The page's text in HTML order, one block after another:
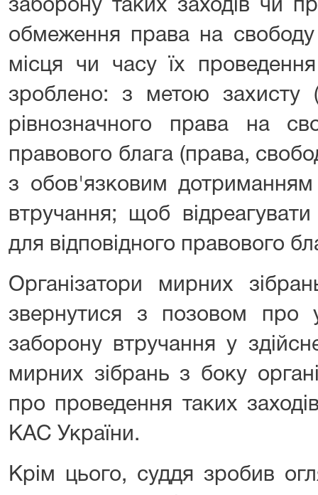
заборону таких заходів чи
обмеження права на
місця чи часу їх
зроблено: з метою захисту
рівнозначного права на
правового блага (права,
з обов'язковим дотриманням
втручання; щоб
для відповідного правового
Організатори мирних
звернутися з позовом про
заборону втручання у
мирних зібрань з боку
про проведення таких
КАС України.
Крім цього, суддя зробив